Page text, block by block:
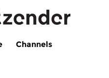
Channels